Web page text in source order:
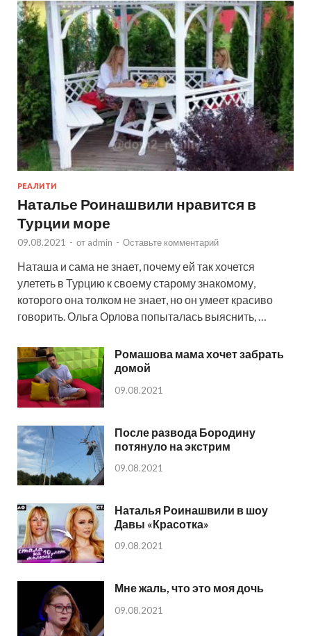
РЕАЛИТИ
Наталье Роинашвили нравится в
Турции море
09.08.2021 - от admin - Оставьте комментарий
Наташа и сама не знает, почему ей так хочется
улететь в Турцию к своему старому знакомому,
которого она толком не знает, но он умеет красиво
говорить. Ольга Орлова попыталась выяснить, …
Ромашова мама хочет забрать
домой
09.08.2021
После развода Бородину
потянуло на экстрим
09.08.2021
Наталья Роинашвили в шоу
Давы «Красотка»
09.08.2021
Мне жаль, что это моя дочь
09.08.2021